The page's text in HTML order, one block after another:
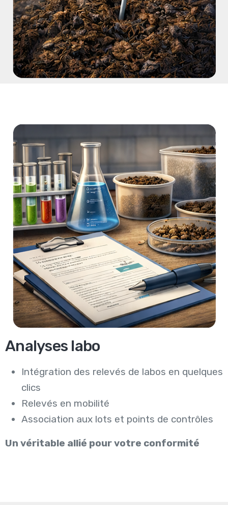
Analyses labo
Intégration des relevés de labos en quelques
clics
Relevés en mobilité
Association aux lots et points de contrôles
Un véritable allié pour votre conformité